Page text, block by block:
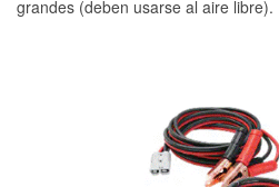
grandes (deben usarse al aire libre).